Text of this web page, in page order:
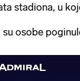
stadiona, u
su osobe